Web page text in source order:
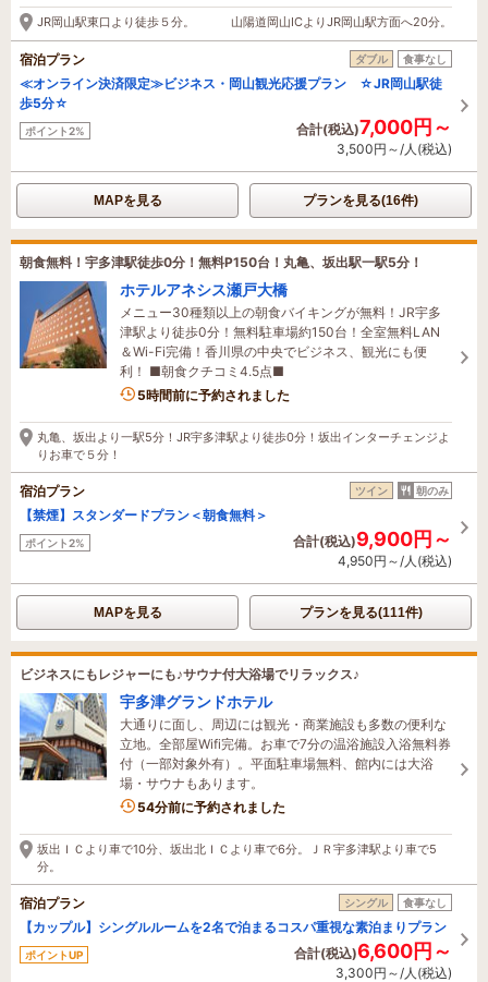
JR岡山駅東口より徒歩５分。 山陽道岡山ICよりJR岡山駅方面へ20分。
宿泊プラン ダブル 食事なし
≪オンライン決済限定≫ビジネス・岡山観光応援プラン ☆JR岡山駅徒
歩5分☆
ポイント2% 合計(税込)7,000円～
3,500円～/人(税込)
MAPを見る プランを見る(16件)
朝食無料！宇多津駅徒歩0分！無料P150台！丸亀、坂出駅一駅5分！
ホテルアネシス瀬戸大橋
メニュー30種類以上の朝食バイキングが無料！JR宇多
津駅より徒歩0分！無料駐車場約150台！全室無料LAN
＆Wi-Fi完備！香川県の中央でビジネス、観光にも便
利！ ■朝食クチコミ4.5点■
5時間前に予約されました
丸亀、坂出より一駅5分！JR宇多津駅より徒歩0分！坂出インターチェンジよ
りお車で５分！
宿泊プラン ツイン 朝のみ
【禁煙】スタンダードプラン＜朝食無料＞
ポイント2% 合計(税込)9,900円～
4,950円～/人(税込)
MAPを見る プランを見る(111件)
ビジネスにもレジャーにも♪サウナ付大浴場でリラックス♪
宇多津グランドホテル
大通りに面し、周辺には観光・商業施設も多数の便利な
立地。全部屋Wifi完備。お車で7分の温浴施設入浴無料券
付（一部対象外有）。平面駐車場無料、館内には大浴
場・サウナもあります。
54分前に予約されました
坂出ＩＣより車で10分、坂出北ＩＣより車で6分。ＪＲ宇多津駅より車で5
分。
宿泊プラン シングル 食事なし
【カップル】シングルルームを2名で泊まるコスパ重視な素泊まりプラン
ポイントUP 合計(税込)6,600円～
3,300円～/人(税込)